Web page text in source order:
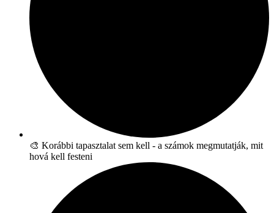
🎨 Korábbi tapasztalat sem kell - a számok megmutatják, mit
hová kell festeni